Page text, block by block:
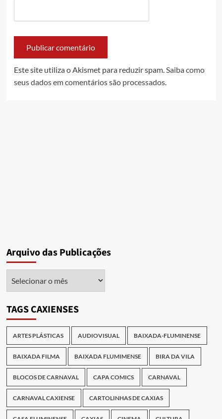
Este site utiliza o Akismet para reduzir spam.Saiba como
seus dados em comentários são processados.
Arquivo das Publicações
TAGS CAXIENSES
ARTES PLÁSTICAS AUDIOVISUAL BAIXADA-FLUMINENSE
BAIXADA FILMA BAIXADA FLUMIMENSE BIRA DA VILA
BLOCOS DE CARNAVAL CAPA COMICS CARNAVAL
CARNAVAL CAXIENSE CARTOLINHAS DE CAXIAS